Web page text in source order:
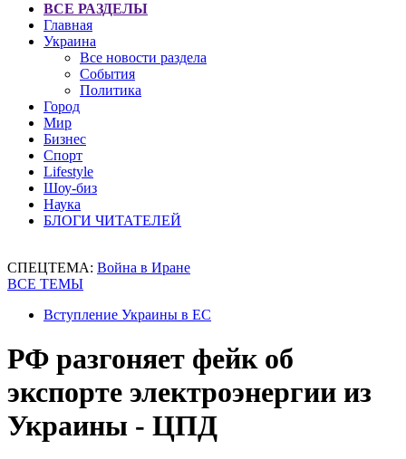
ВСЕ РАЗДЕЛЫ
Главная
Украина
Все новости раздела
События
Политика
Город
Мир
Бизнес
Спорт
Lifestyle
Шоу-биз
Наука
БЛОГИ ЧИТАТЕЛЕЙ
СПЕЦТЕМА: Война в Иране
ВСЕ ТЕМЫ
Вступление Украины в ЕС
РФ разгоняет фейк об
экспорте электроэнергии из
Украины - ЦПД